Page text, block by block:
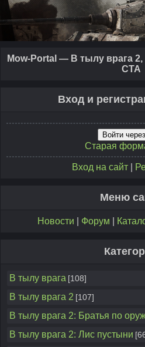
Mow-Portal — В тылу врага
CTA
Вход и
Войти
Старая
Вход на сайт
Меню
Новости Форум
В тылу врага [108]
В тылу врага 2 [107]
В тылу врага 2: Братья по
В тылу врага 2: Лис пустыни